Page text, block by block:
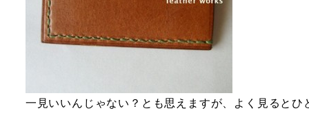
一見いいんじゃない？とも思えますが、よく見るとひ